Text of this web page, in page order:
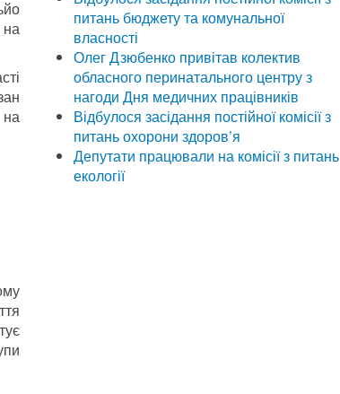
на
питань бюджету та комунальної
власності
Олег Дзюбенко привітав колектив
обласного перинатального центру з
нагоди Дня медичних працівників
Відбулося засідання постійної комісії з
питань охорони здоров’я
Депутати працювали на комісії з питань
екології